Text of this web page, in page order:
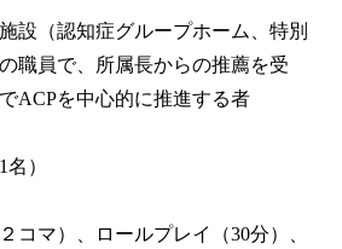
設（認知症グループホーム、特別
職員で、所属長からの推薦を受
ACPを中心的に推進する者
）
コマ）、ロールプレイ（30分）、